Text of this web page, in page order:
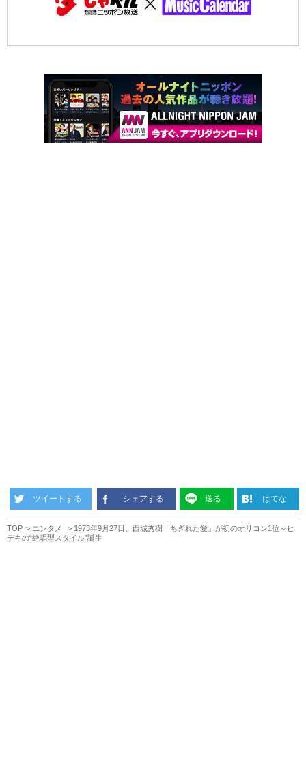
ツイートする シェアする 送る はてな
TOP エンタメ
1973年9月27日、西城秀樹「ちぎれた愛」が初のオリコン1位～ヒ
デキの“絶唱型スタイル”誕生